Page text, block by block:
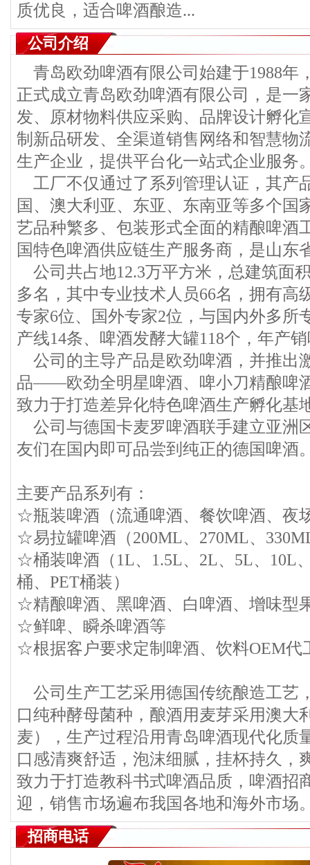
质优良，适合啤酒酿造...
公司介绍
青岛欧劲啤酒有限公司始建于1988年
正式成立青岛欧劲啤酒有限公司，是一
发、原材物料供应采购、品牌设计孵化
制新品研发、全渠道销售网络和智慧物
生产企业，提供平台化一站式企业服务
工厂不仅通过了系列管理认证，其产
国、澳大利亚、东亚、东南亚等多个国
艺品种繁多、包装形式全面的精酿啤酒
国特色啤酒供应链生产服务商，是山东
公司共占地12.3万平方米，总建筑面
多名，其中专业技术人员66名，拥有高
专家6位、国外专家2位，与国内外多所
产线14条、啤酒发酵大罐118个，年产
公司的主导产品是欧劲啤酒，并推出
品——欧劲全明星啤酒、啤小刀精酿啤
致力于打造差异化特色啤酒生产孵化基
公司与德国卡麦罗啤酒联手建立亚洲
友们在国内即可品尝到纯正的德国啤酒
主要产品系列有：
☆瓶装啤酒（流通啤酒、餐饮啤酒、夜
☆易拉罐啤酒（200ML、270ML、
☆桶装啤酒（1L、1.5L、2L、5L、10L
桶、PET桶装）
☆精酿啤酒、黑啤酒、白啤酒、增味型
☆鲜啤、瞬杀啤酒等
☆根据客户要求定制啤酒、饮料OEM代
公司生产工艺采用德国传统酿造工艺
口纯种酵母菌种，酿酒用麦芽采用澳大
麦），生产过程沿用青岛啤酒现代化质
口感清爽舒适，泡沫细腻，挂杯持久，
致力于打造教科书式啤酒品质，啤酒招
迎，销售市场遍布我国各地和海外市场
招商电话